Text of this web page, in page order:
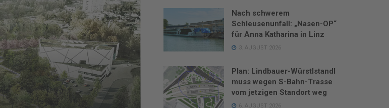
FREIZEIT
Sonnensegel statt „Millionen-
Nach schwerem
Schleusenunfall: „Nasen-OP“
für Anna Katharina in Linz
3. AUGUST 2026
Plan: Lindbauer-Würstlstandl
muss wegen S-Bahn-Trasse
vom jetzigen Standort weg
6. AUGUST 2026